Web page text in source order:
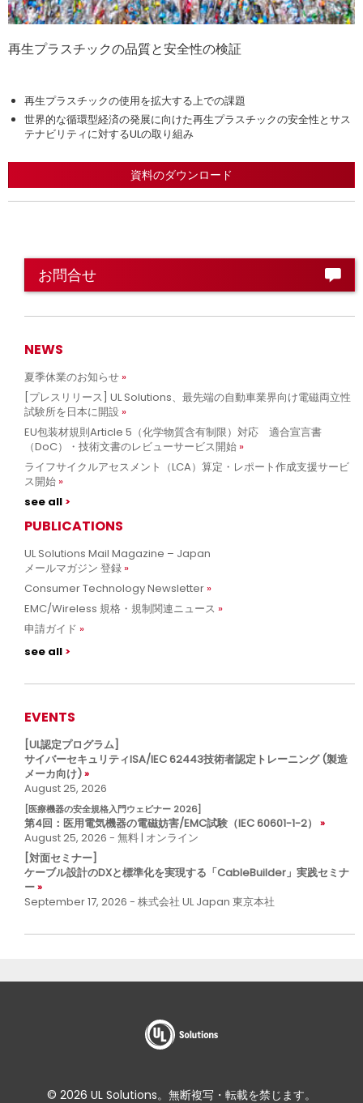
再生プラスチックの品質と安全性の検証
含有率のみならず、原材料の性能面での特性や品質データの提供を要求
しています。
再生プラスチックの使用を拡大する上での課題
世界的な循環型経済の発展に向けた再生プラスチックの安全性とサス
テナビリティに対するULの取り組み
資料のダウンロード
お問合せ
NEWS
夏季休業のお知らせ
[プレスリリース] UL Solutions、最先端の自動車業界向け電磁両立性
試験所を日本に開設
EU包装材規則Article 5（化学物質含有制限）対応 適合宣言書
（DoC）・技術文書のレビューサービス開始
ライフサイクルアセスメント（LCA）算定・レポート作成支援サービ
ス開始
see all
PUBLICATIONS
UL Solutions Mail Magazine – Japan
メールマガジン 登録
Consumer Technology Newsletter
EMC/Wireless 規格・規制関連ニュース
申請ガイド
see all
EVENTS
[UL認定プログラム]
サイバーセキュリティISA/IEC 62443技術者認定トレーニング (製造
メーカ向け)
August 25, 2026
[医療機器の安全規格入門ウェビナー 2026]
第4回：医用電気機器の電磁妨害/EMC試験（IEC 60601-1-2）
August 25, 2026 - 無料 | オンライン
[対面セミナー]
ケーブル設計のDXと標準化を実現する「CableBuilder」実践セミナ
ー
September 17, 2026 - 株式会社 UL Japan 東京本社
© 2026 UL Solutions。無断複写・転載を禁じます。